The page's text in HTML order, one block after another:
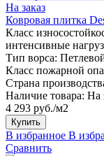
На заказ
Ковровая плитка
Класс
интенсивные
Тип ворса:
Класс пожарной
Страна
Наличие товара: На
4 293 руб./м2
Купить
В избранное В
Сравнить